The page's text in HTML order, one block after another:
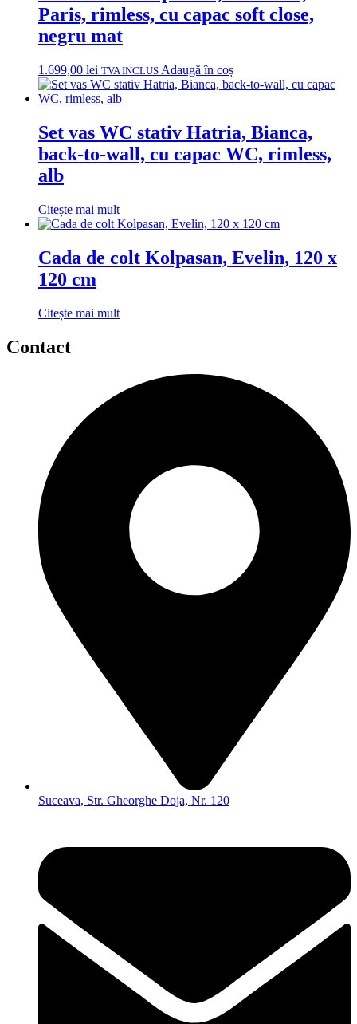
Paris, rimless, cu capac soft close,
negru mat
1.699,00 lei TVA INCLUS Adaugă în coș
Set vas WC stativ Hatria, Bianca,
back-to-wall, cu capac WC, rimless,
alb
Citește mai mult
Cada de colt Kolpasan, Evelin, 120 x
120 cm
Citește mai mult
Contact
Suceava, Str. Gheorghe Doja, Nr. 120